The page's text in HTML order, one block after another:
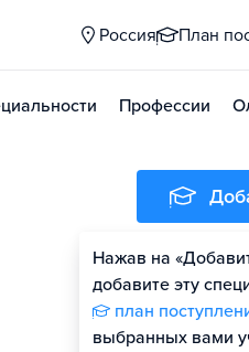
Россия План
Профессии
Нажав на
добавите эту
план
выбранных вами